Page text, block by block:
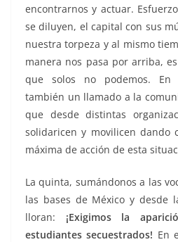
encontrarnos y actuar.
se diluyen, el capital con sus
nuestra torpeza y al mismo
manera nos pasa por arriba,
que solos no podemos. En
también un llamado a la
que desde distintas
solidaricen y movilicen dando
máxima de acción de esta
La quinta, sumándonos a las
las bases de México y desde
lloran: ¡Exigimos la
estudiantes secuestrados! En